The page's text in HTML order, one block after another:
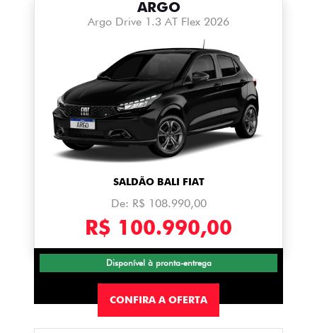
ARGO
Argo Drive 1.3 AT Flex 2026
SALDÃO BALI FIAT
De: R$ 108.990,00
R$ 100.990,00
Disponível à pronta-entrega
CONFIRA A OFERTA